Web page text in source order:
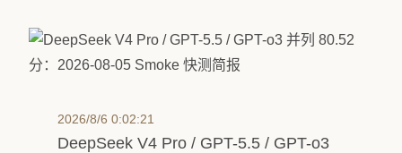
2026/8/6 0:02:21
DeepSeek V4 Pro / GPT-5.5 / GPT-o3